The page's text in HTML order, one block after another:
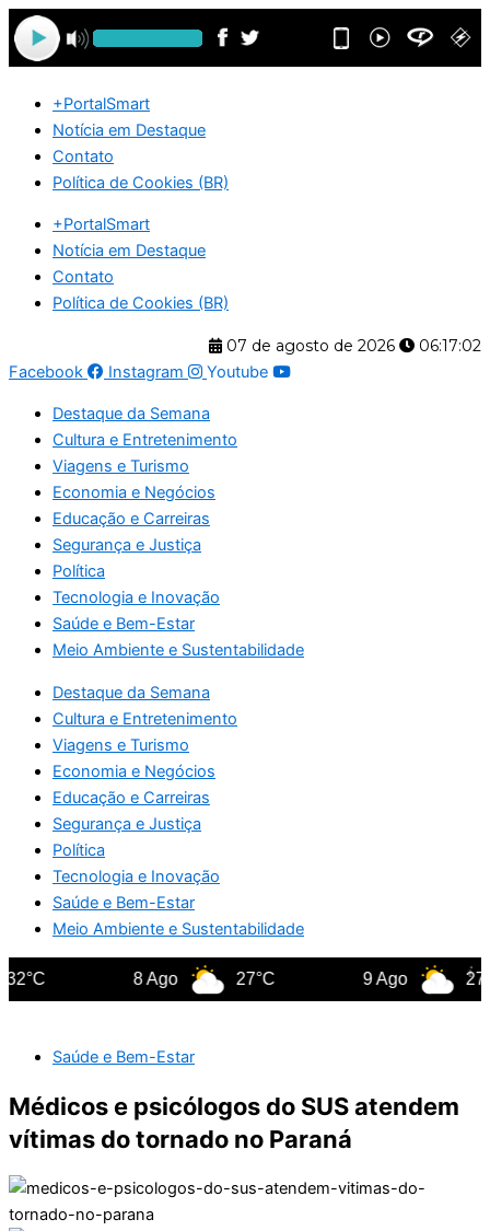
Ir
para
o
+PortalSmart
Notícia em Destaque
Contato
Política de Cookies (BR)
+PortalSmart
Notícia em Destaque
Contato
Política de Cookies (BR)
07 de agosto de 2026
06:17:02
Facebook
Instagram Youtube
Destaque da Semana
Cultura e Entretenimento
Viagens e Turismo
Economia e Negócios
Educação e Carreiras
Segurança e Justiça
Política
Tecnologia e Inovação
Saúde e Bem-Estar
Meio Ambiente e Sustentabilidade
Destaque da Semana
Cultura e Entretenimento
Viagens e Turismo
Economia e Negócios
Educação e Carreiras
Segurança e Justiça
Política
Tecnologia e Inovação
Saúde e Bem-Estar
Meio Ambiente e Sustentabilidade
8 Ago 27°C 9 Ago 27°C
Saúde e Bem-Estar
Médicos e psicólogos do SUS atendem
vítimas do tornado no Paraná